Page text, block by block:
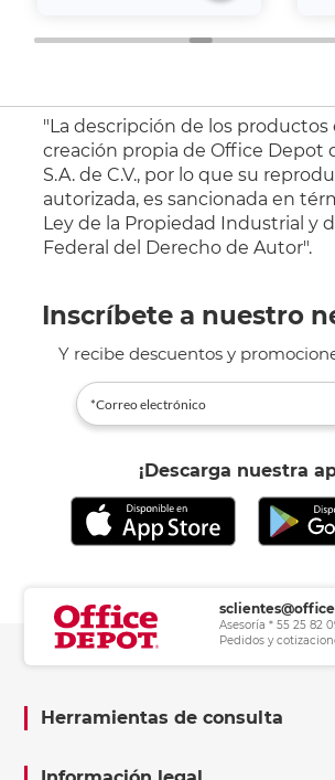
"La descripción de los productos
creación propia de Office Depot
S.A. de C.V., por lo que su
autorizada, es sancionada en
Ley de la Propiedad Industrial y
Federal del Derecho de Autor".
Inscríbete a nuestro
Y recibe descuentos y
¡Descarga nuestra
Asesoría * 55 25 82
Pedidos y
Herramientas de consulta